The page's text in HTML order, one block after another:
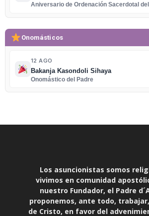
Aniversario de Ordenación Sacerdotal
Onomásticos
12 AGO
Bakanja Kasondoli Sihaya
Onomástico del Padre
Los asuncionistas somos
vivimos en comunidad
nuestro Fundador, el Padre
proponemos, ante todo,
de Cristo, en favor del